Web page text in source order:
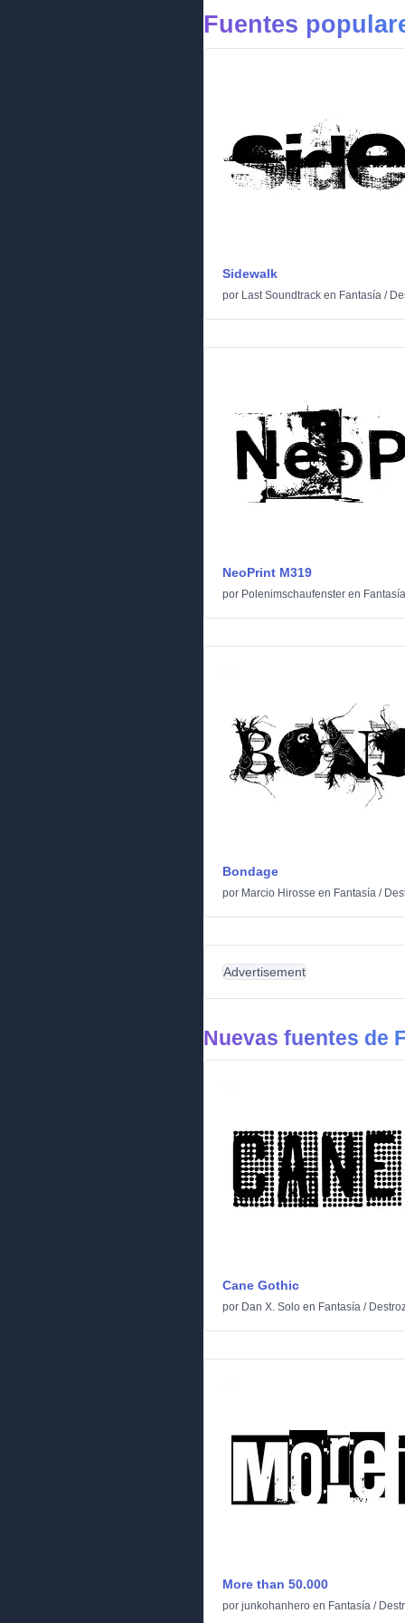
Fuentes
Sidewalk
por Last Soundtrack en Fantasía /
NeoPrint M319
por Polenimschaufenster en Fantasía
Bondage
por Marcio Hirosse en Fantasía /
Advertisement
Nuevas fuentes de
Cane Gothic
por Dan X. Solo en Fantasía /
More than 50.000
por junkohanhero en Fantasía /